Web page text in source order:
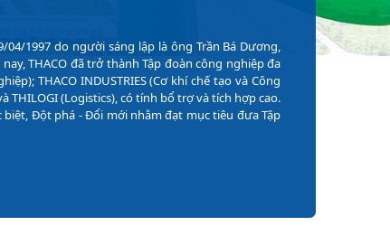
1997 do người sáng lập là ông Trần Bá Dương,
THACO đã trở thành Tập đoàn công nghiệp đa
THACO INDUSTRIES (Cơ khí chế tạo và Công
THILOGI (Logistics), có tính bổ trợ và tích hợp cao.
Đột phá - Đổi mới nhằm đạt mục tiêu đưa Tập